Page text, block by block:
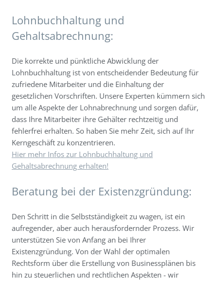
Lohnbuchhaltung und
Gehaltsabrechnung:
Die korrekte und pünktliche Abwicklung der
Lohnbuchhaltung ist von entscheidender Bedeutung für
zufriedene Mitarbeiter und die Einhaltung der
gesetzlichen Vorschriften. Unsere Experten kümmern sich
um alle Aspekte der Lohnabrechnung und sorgen dafür,
dass Ihre Mitarbeiter ihre Gehälter rechtzeitig und
fehlerfrei erhalten. So haben Sie mehr Zeit, sich auf Ihr
Kerngeschäft zu konzentrieren.
Hier mehr Infos zur Lohnbuchhaltung und
Gehaltsabrechnung erhalten!
Beratung bei der Existenzgründung:
Den Schritt in die Selbstständigkeit zu wagen, ist ein
aufregender, aber auch herausfordernder Prozess. Wir
unterstützen Sie von Anfang an bei Ihrer
Existenzgründung. Von der Wahl der optimalen
Rechtsform über die Erstellung von Businessplänen bis
hin zu steuerlichen und rechtlichen Aspekten - wir